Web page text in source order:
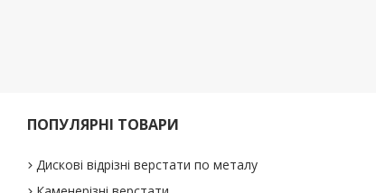
ПОПУЛЯРНІ ТОВАРИ
Дискові відрізні верстати по металу